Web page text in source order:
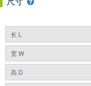
长 L
宽 W
高 D